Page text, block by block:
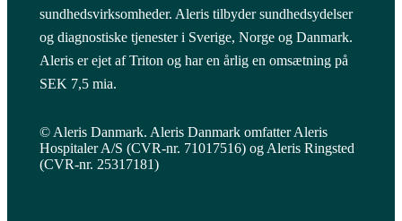
sundhedsvirksomheder. Aleris tilbyder sundhedsydelser
og diagnostiske tjenester i Sverige, Norge og Danmark.
Aleris er ejet af Triton og har en årlig en omsætning på
SEK 7,5 mia.
© Aleris Danmark. Aleris Danmark omfatter Aleris
Hospitaler A/S (CVR-nr. 71017516) og Aleris Ringsted
(CVR-nr. 25317181)